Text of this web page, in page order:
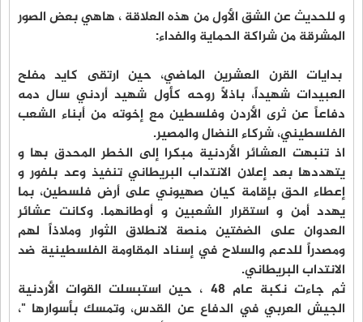
و للحديث عن الشق الأول من هذه العلاقة ، هاهي بعض الصور
المشرقة من شراكة الحماية والفداء:
بدايات القرن العشرين الماضي، حين ارتقى كايد مفلح
العبيدات شهيداً، باذلاً روحه كأول شهيد أردني سال دمه
دفاعاً عن ثرى الأردن وفلسطين مع إخوته من أبناء الشعب
الفلسطيني، شركاء النضال والمصير.
اذ تنبهت العشائر الأردنية مبكرا إلى الخطر المحدق بها و
يتهددها بعد إعلان الانتداب البريطاني تنفيذ وعد بلفور و
إعطاء الحق بإقامة كيان صهيوني على أرض فلسطين، بما
يهدد أمن و استقرار الشعبين و أوطانهما. وكانت عشائر
العدوان على الضفتين منصة لانطلاق الثوار وملاذاً لهم
ومصدراً للدعم والسلاح في إسناد المقاومة الفلسطينية ضد
الانتداب البريطاني.
ثم جاءت نكبة عام 48 ، حين استبسلت القوات الأردنية
الجيش العربي في الدفاع عن القدس، وتمسك بأسوارها "،